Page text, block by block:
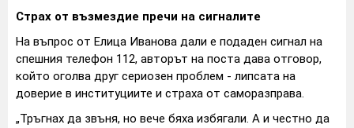
Страх от възмездие пречи на сигналите
На въпрос от Елица Иванова дали е подаден сигнал на
спешния телефон 112, авторът на поста дава отговор,
който оголва друг сериозен проблем - липсата на
доверие в институциите и страха от саморазправа.
„Тръгнах да звъня, но вече бяха избягали. А и честно да